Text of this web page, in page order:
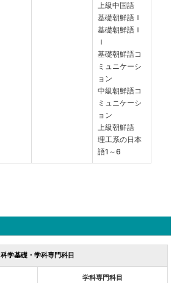
上級中国語
基礎朝鮮語Ｉ
基礎朝鮮語Ｉ
Ｉ
基礎朝鮮語コ
ミュニケーシ
ョン
中級朝鮮語コ
ミュニケーシ
ョン
上級朝鮮語
理工系の日本
語1～6
科学基礎・学科専門科目
学科専門科目